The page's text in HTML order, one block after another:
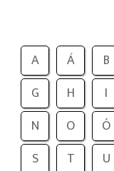
A Á B
G
H I
N
O Ó
S
T U